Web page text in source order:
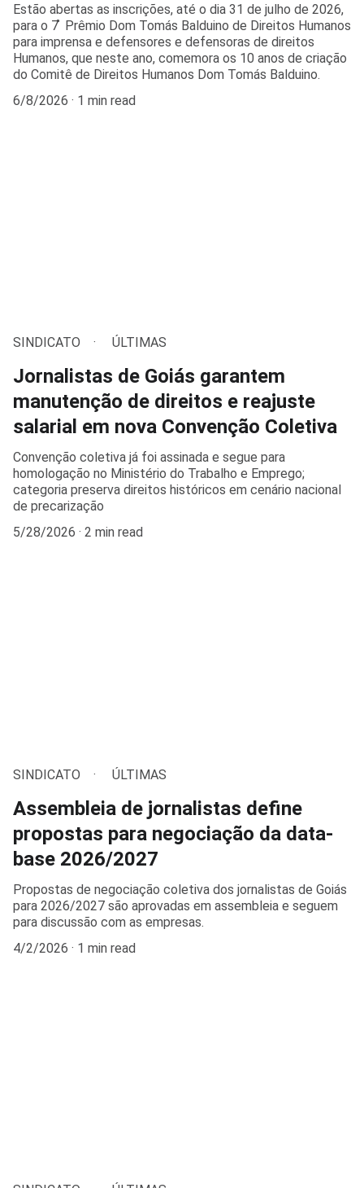
Estão abertas as inscrições, até o dia 31 de julho de 2026,
para o 7 ̊ Prêmio Dom Tomás Balduino de Direitos Humanos
para imprensa e defensores e defensoras de direitos
Humanos, que neste ano, comemora os 10 anos de criação
do Comitê de Direitos Humanos Dom Tomás Balduino.
6/8/2026
1 min read
SINDICATO ÚLTIMAS
Jornalistas de Goiás garantem
manutenção de direitos e reajuste
salarial em nova Convenção Coletiva
Convenção coletiva já foi assinada e segue para
homologação no Ministério do Trabalho e Emprego;
categoria preserva direitos históricos em cenário nacional
de precarização
5/28/2026
2 min read
SINDICATO ÚLTIMAS
Assembleia de jornalistas define
propostas para negociação da data-
base 2026/2027
Propostas de negociação coletiva dos jornalistas de Goiás
para 2026/2027 são aprovadas em assembleia e seguem
para discussão com as empresas.
4/2/2026
1 min read